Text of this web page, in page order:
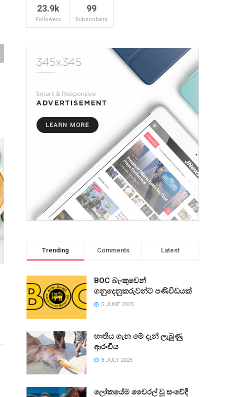
23.9k
Followers
99
Subscribers
Trending Comments Latest
BOC බැංකුවෙන්
ගනුදෙනුකරුවන්ට පණිවිඩයක්
5 JUNE 2025
භාතිය ගැන මේ දැන් ලැබුණු
ආරංචිය
8 JULY 2025
ලෝකයේම වෛරල් වූ සංවේදී